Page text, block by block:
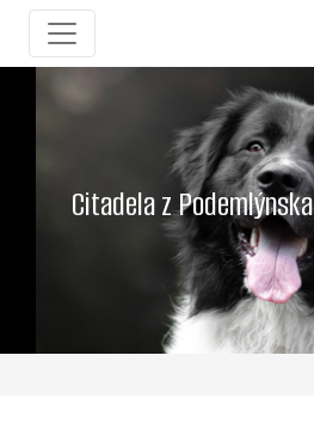
Citadela z Podemlýnska